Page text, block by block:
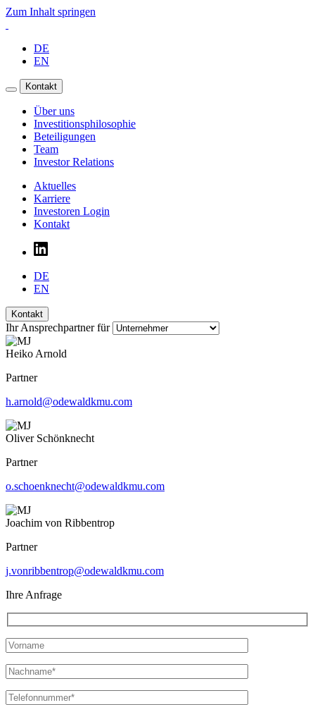
Zum Inhalt springen
DE
EN
Kontakt
Über uns
Investitionsphilosophie
Beteiligungen
Team
Investor Relations
Aktuelles
Karriere
Investoren Login
Kontakt
DE
EN
Kontakt
Ihr Ansprechpartner für
Heiko Arnold
Partner
h.arnold@odewaldkmu.com
Oliver Schönknecht
Partner
o.schoenknecht@odewaldkmu.com
Joachim von Ribbentrop
Partner
j.vonribbentrop@odewaldkmu.com
Ihre Anfrage